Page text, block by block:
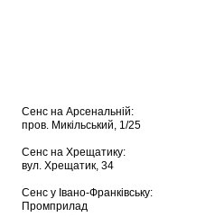
Сенс на Арсенальній:
пров. Микільський, 1/25
Сенс на Хрещатику:
вул. Хрещатик, 34
Сенс у Івано-Франківську:
Промприлад